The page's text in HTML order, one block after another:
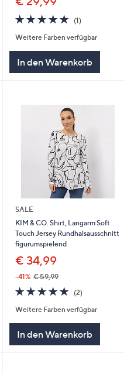
5.0
von
5
(1)1
Weitere Farben verfügbar
In den Warenkorb
SALE
KIM & CO. Shirt, Langarm Soft
Touch Jersey Rundhalsausschnitt
figurumspielend
€ 34,99
-41% € 59,99
5.0
von
5
(2)2
Weitere Farben verfügbar
In den Warenkorb